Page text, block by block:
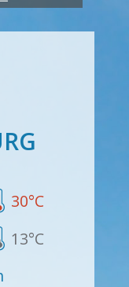
30°C
13°C